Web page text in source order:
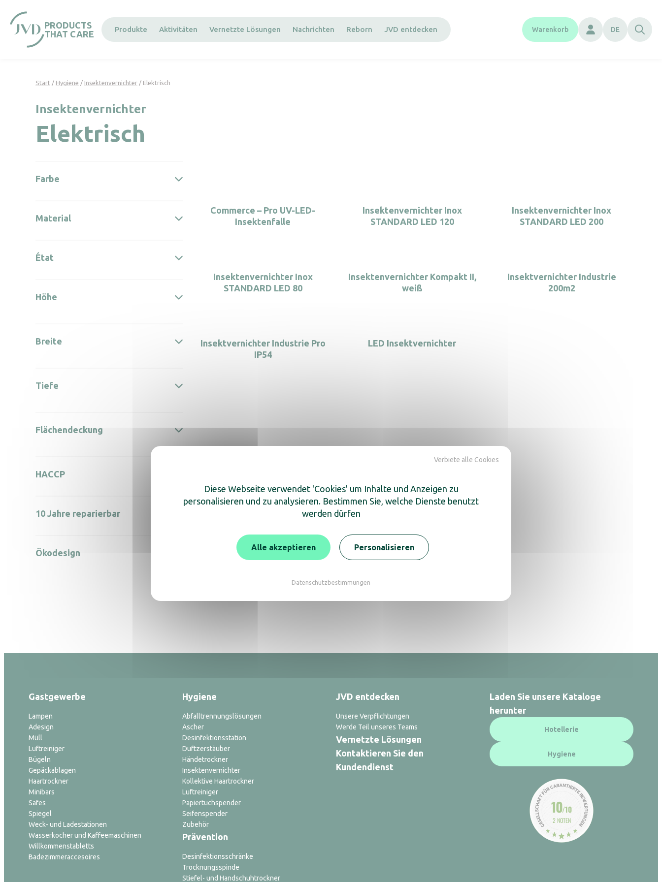
PRODUCTS
THAT CARE
Produkte Aktivitäten Vernetzte Lösungen Nachrichten Reborn JVD entdecken Warenkorb DE
Start / Hygiene / Insektenvernichter / Elektrisch
Insektenvernichter
Elektrisch
Commerce – Pro UV-LED-
Insektenfalle
Insektenvernichter Inox
STANDARD LED 120
Insektenvernichter Inox
STANDARD LED 200
Insektenvernichter Inox
STANDARD LED 80
Insektenvernichter Kompakt II,
weiß
Insektvernichter Industrie
200m2
Insektvernichter Industrie Pro
IP54
LED Insektvernichter
Farbe
Material
État
Höhe
Breite
Tiefe
Flächendeckung
HACCP
10 Jahre reparierbar
Ökodesign
Gastgewerbe
Lampen
Adesign
Müll
Luftreiniger
Bügeln
Gepäckablagen
Haartrockner
Minibars
Safes
Spiegel
Weck- und Ladestationen
Wasserkocher und Kaffeemaschinen
Willkommenstabletts
Badezimmeraccesoires
Hygiene
Abfalltrennungslösungen
Ascher
Desinfektionsstation
Duftzerstäuber
Händetrockner
Insektenvernichter
Kollektive Haartrockner
Luftreiniger
Papiertuchspender
Seifenspender
Zubehör
Prävention
Desinfektionsschränke
Trocknungsspinde
Stiefel- und Handschuhtrockner
JVD entdecken
Unsere Verpflichtungen
Werde Teil unseres Teams
Vernetzte Lösungen
Kontaktieren Sie den
Kundendienst
Laden Sie unsere Kataloge
herunter
Hotellerie
Hygiene
10/10
2 NOTEN
Diese Webseite verwendet 'Cookies' um Inhalte und Anzeigen zu
personalisieren und zu analysieren. Bestimmen Sie, welche Dienste benutzt
werden dürfen
Alle akzeptieren
Verbiete alle Cookies
Personalisieren
Datenschutzbestimmungen